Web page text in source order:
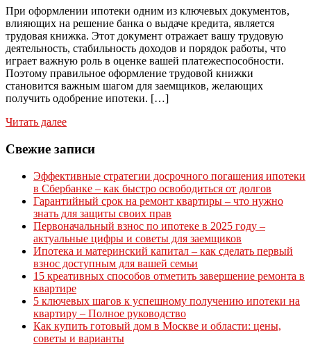
При оформлении ипотеки одним из ключевых документов,
влияющих на решение банка о выдаче кредита, является
трудовая книжка. Этот документ отражает вашу трудовую
деятельность, стабильность доходов и порядок работы, что
играет важную роль в оценке вашей платежеспособности.
Поэтому правильное оформление трудовой книжки
становится важным шагом для заемщиков, желающих
получить одобрение ипотеки. […]
Читать далее
Свежие записи
Эффективные стратегии досрочного погашения ипотеки
в Сбербанке – как быстро освободиться от долгов
Гарантийный срок на ремонт квартиры – что нужно
знать для защиты своих прав
Первоначальный взнос по ипотеке в 2025 году –
актуальные цифры и советы для заемщиков
Ипотека и материнский капитал – как сделать первый
взнос доступным для вашей семьи
15 креативных способов отметить завершение ремонта в
квартире
5 ключевых шагов к успешному получению ипотеки на
квартиру – Полное руководство
Как купить готовый дом в Москве и области: цены,
советы и варианты